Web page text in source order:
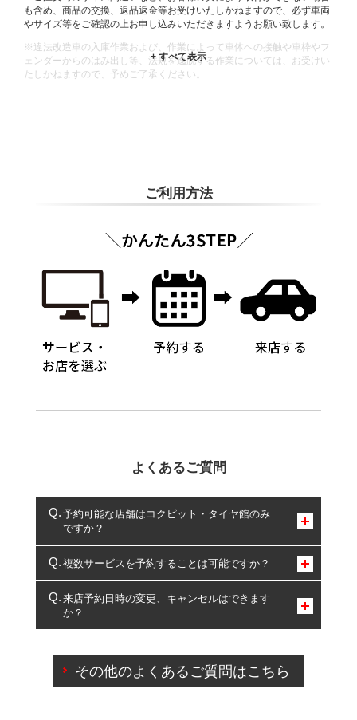
も含め、商品の交換、返品返金等お受けいたしかねますので、必ず車両
やサイズ等をご確認の上お申し込みいただきますようお願い致します。
※違法改造車の入庫作業および、作業によって車体への接触や車枠やフ
ェンダーからのはみ出し等、法規を逸脱する作業については、お受けい
たしかねますので、予めご了承ください。
ご利用方法
よくあるご質問
予約可能な店舗はコクピット・タイヤ館のみ
ですか？
コクピット・タイヤ館のみとなります。
複数サービスを予約することは可能ですか？
複数サービスのご予約は可能です。
一部の商品・サービスの組み合わせに限り、同時にご予約が
出来ないものもございます。
来店予約日時の変更、キャンセルはできます
か？
ご来店予約日の3営業日前を過ぎている場合のご予約
の日時変更につきましては、直接ご予約の店舗まで
その他のよくあるご質問はこちら